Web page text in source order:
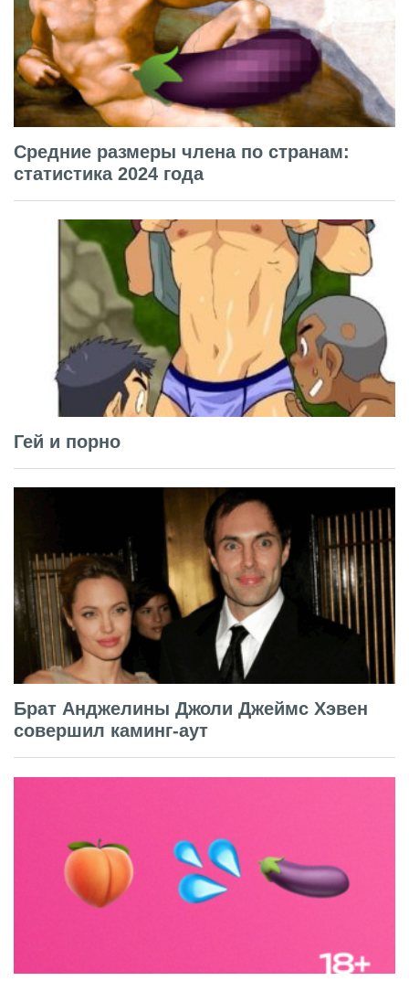
Средние размеры члена по странам:
статистика 2024 года
Гей и порно
Брат Анджелины Джоли Джеймс Хэвен
совершил каминг-аут